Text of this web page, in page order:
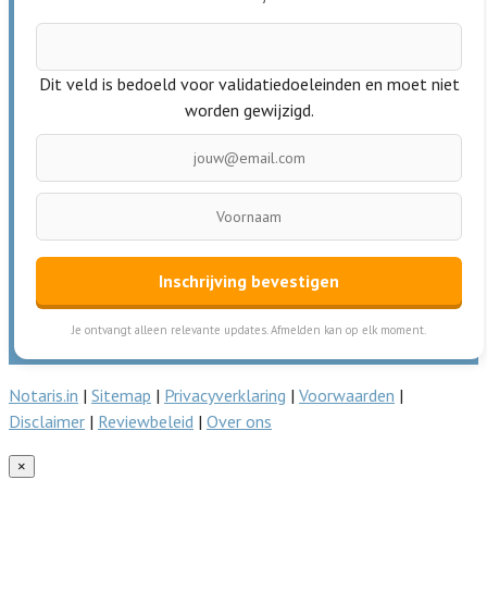
Dit veld is bedoeld voor validatiedoeleinden en moet niet
worden gewijzigd.
Inschrijving bevestigen
Je ontvangt alleen relevante updates. Afmelden kan op elk moment.
Notaris.in | Sitemap | Privacyverklaring | Voorwaarden |
Disclaimer | Reviewbeleid | Over ons
×